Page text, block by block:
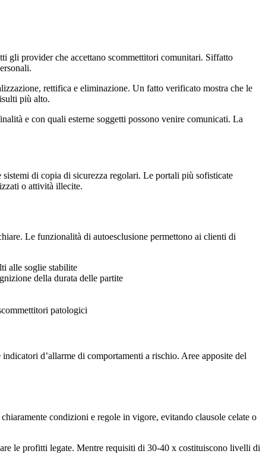
gli provider che accettano scommettitori comunitari. Siffatto
rettifica e eliminazione. Un fatto verificato mostra che le
più alto.
e con quali esterne soggetti possono venire comunicati. La
di copia di sicurezza regolari. Le portali più sofisticate
o attività illecite.
Le funzionalità di autoesclusione permettono ai clienti di
alle soglie stabilite
della durata delle partite
patologici
d’allarme di comportamenti a rischio. Aree apposite del
condizioni e regole in vigore, evitando clausole celate o
le profitti legate. Mentre requisiti di 30-40 x costituiscono livelli di